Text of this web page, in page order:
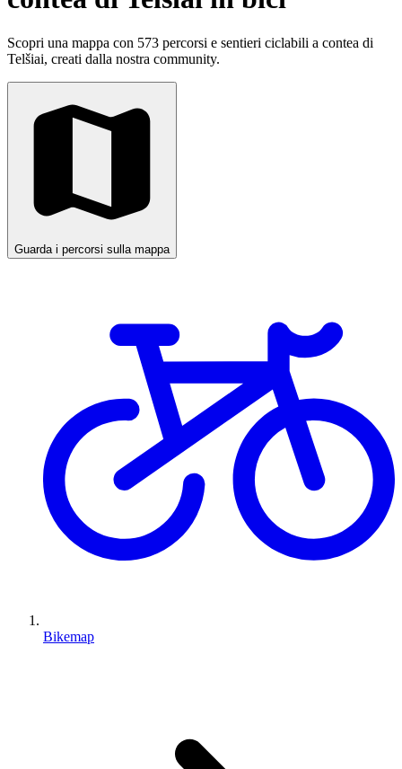
Scopri una mappa con 573 percorsi e sentieri ciclabili a contea di
Telšiai, creati dalla nostra community.
Guarda i percorsi sulla mappa
Bikemap